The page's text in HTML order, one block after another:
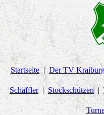
Startseite Der TV
Schäffler Stockschützen